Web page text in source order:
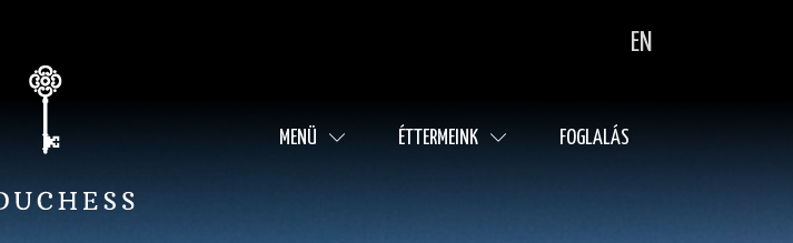
EN
MENÜ ÉTTERMEINK FOGLALÁS